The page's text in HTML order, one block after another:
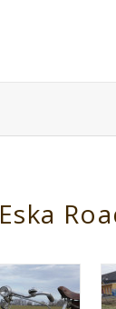
Eska